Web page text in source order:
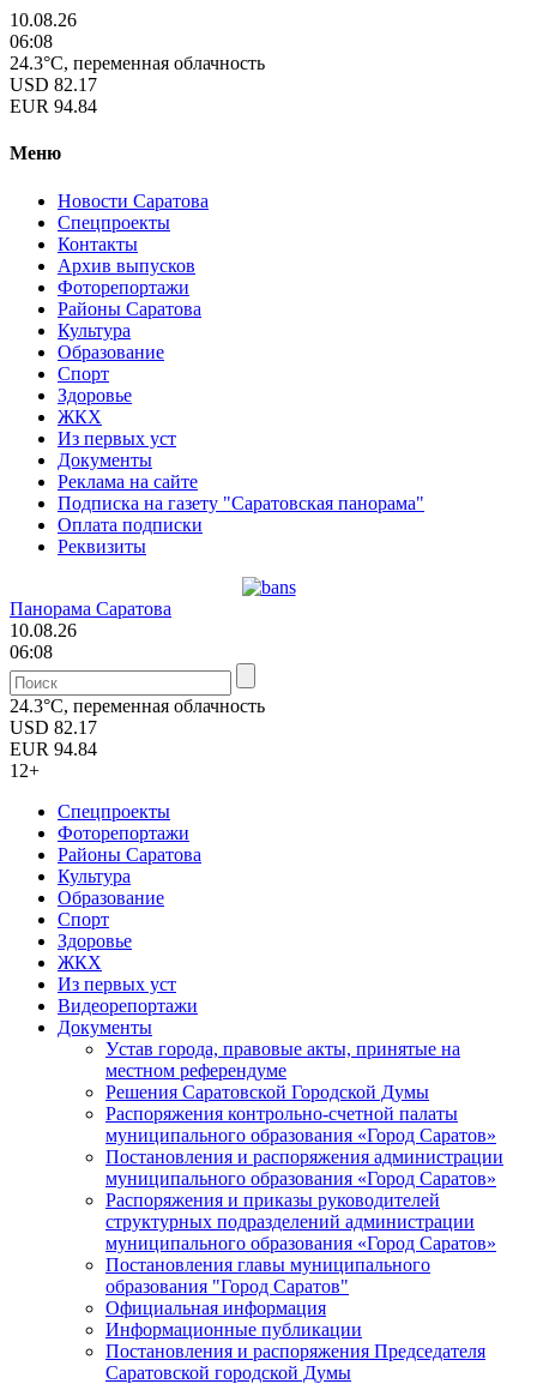
10.08.26
06:08
24.3°C, переменная облачность
USD 82.17
EUR 94.84
Меню
Новости Саратова
Спецпроекты
Контакты
Архив выпусков
Фоторепортажи
Районы Саратова
Культура
Образование
Спорт
Здоровье
ЖКХ
Из пеpвых уст
Документы
Реклама на сайте
Подписка на газету "Саратовская панорама"
Оплата подписки
Реквизиты
Панорама Саратова
10.08.26
06:08
24.3°C, переменная облачность
USD 82.17
EUR 94.84
12+
Спецпроекты
Фоторепортажи
Районы Саратова
Культура
Образование
Спорт
Здоровье
ЖКХ
Из пеpвых уст
Видеорепортажи
Документы
Уcтав города, правовые акты, принятые на
местном референдуме
Решения Саратовской Городской Думы
Распоряжения контрольно-счетной палаты
муниципального образования «Город Саратов»
Постановления и распоряжения администрации
муниципального образования «Город Саратов»
Распоряжения и приказы руководителей
структурных подразделений администрации
муниципального образования «Город Саратов»
Постановления главы муниципального
образования "Город Саратов"
Официальная информация
Информационные публикации
Постановления и распоряжения Председателя
Саратовской городской Думы